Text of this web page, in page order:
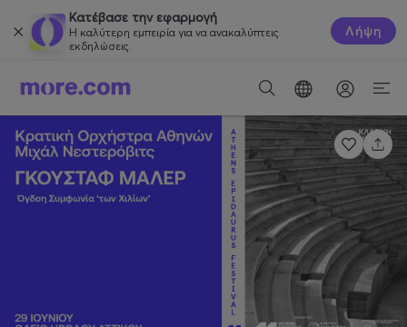
Κατέβασε την εφαρμογή
Η καλύτερη εμπειρία για να ανακαλύπτεις
εκδηλώσεις.
Λήψη